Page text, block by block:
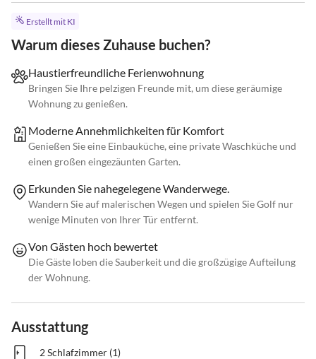
Erstellt mit KI
Warum dieses Zuhause buchen?
Haustierfreundliche Ferienwohnung
Bringen Sie Ihre pelzigen Freunde mit, um diese geräumige
Wohnung zu genießen.
Moderne Annehmlichkeiten für Komfort
Genießen Sie eine Einbauküche, eine private Waschküche und
einen großen eingezäunten Garten.
Erkunden Sie nahegelegene Wanderwege.
Wandern Sie auf malerischen Wegen und spielen Sie Golf nur
wenige Minuten von Ihrer Tür entfernt.
Von Gästen hoch bewertet
Die Gäste loben die Sauberkeit und die großzügige Aufteilung
der Wohnung.
Ausstattung
2 Schlafzimmer (1)